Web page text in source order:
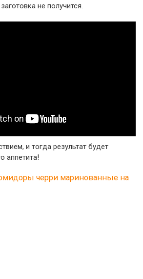
не получится.
и тогда результат будет
аппетита!
черри маринованные на